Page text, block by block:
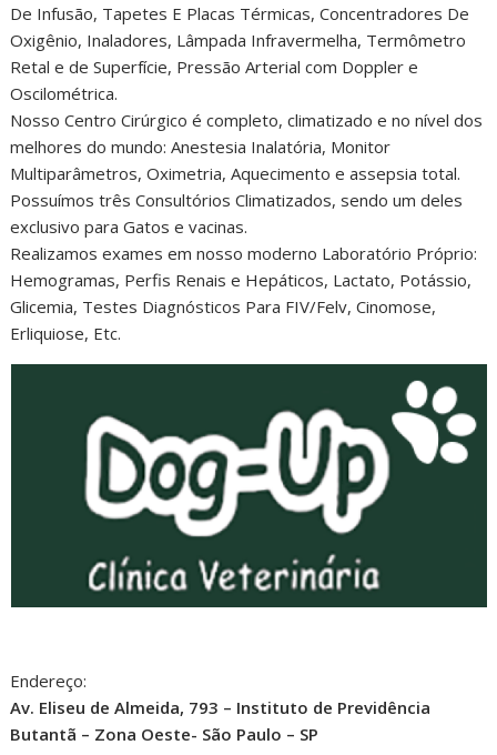
De Infusão, Tapetes E Placas Térmicas, Concentradores De
Oxigênio, Inaladores, Lâmpada Infravermelha, Termômetro
Retal e de Superfície, Pressão Arterial com Doppler e
Oscilométrica.
Nosso Centro Cirúrgico é completo, climatizado e no nível dos
melhores do mundo: Anestesia Inalatória, Monitor
Multiparâmetros, Oximetria, Aquecimento e assepsia total.
Possuímos três Consultórios Climatizados, sendo um deles
exclusivo para Gatos e vacinas.
Realizamos exames em nosso moderno Laboratório Próprio:
Hemogramas, Perfis Renais e Hepáticos, Lactato, Potássio,
Glicemia, Testes Diagnósticos Para FIV/Felv, Cinomose,
Erliquiose, Etc.
Endereço:
Av. Eliseu de Almeida, 793 – Instituto de Previdência
Butantã – Zona Oeste- São Paulo – SP